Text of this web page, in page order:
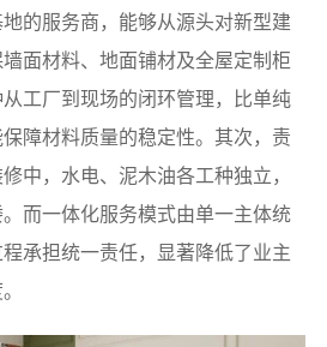
的服务商，能够从源头对新型建
面材料、地面铺材及全屋定制柜
工厂到现场的闭环管理，比单纯
障材料质量的稳定性。其次，责
中，水电、泥木油各工种独立，
而一体化服务模式由单一主体统
承担统一责任，显著降低了业主